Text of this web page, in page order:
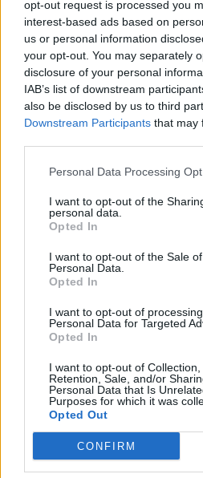
opt-out request is processed you
interest-based ads based on
us or personal information
your opt-out. You may separately
disclosure of your personal
IAB’s list of downstream
also be disclosed by us to third
Downstream Participants that may
Personal Data Processing
I want to opt-out of the
personal data.
Opted In
I want to opt-out of the Sale
Personal Data.
Opted In
I want to opt-out of
Personal Data for Targeted
Opted In
I want to opt-out of Collection,
Retention, Sale, and/or
Personal Data that Is
Purposes for which it was
Opted Out
CONFIRM
τη βοήθεια
ισορροπίες
«Θα μου
Αμερικανού
για τους S-
17/04/2026